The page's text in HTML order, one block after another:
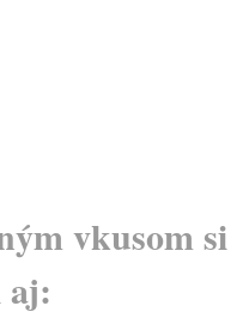
vkusom si